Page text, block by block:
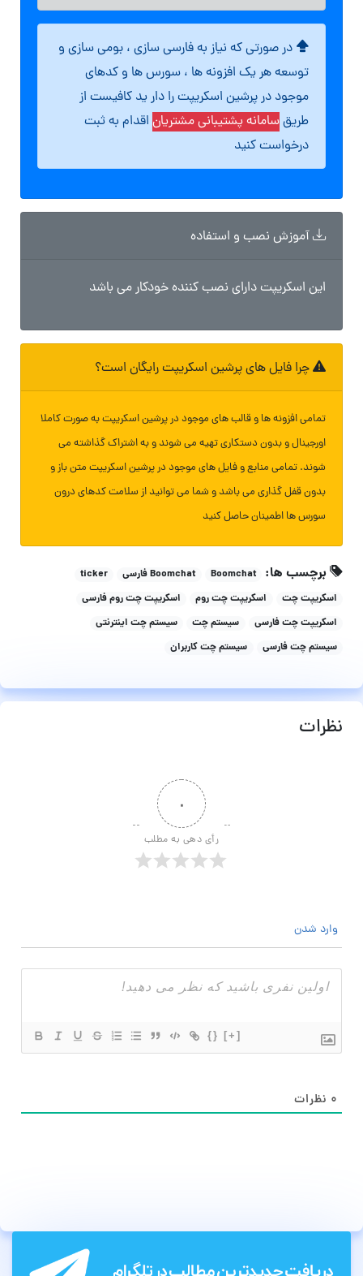
در صورتی که نیاز به فارسی سازی ، بومی سازی و
توسعه هر یک افزونه ها ، سورس ها و کدهای
موجود در پرشین اسکریپت را دار ید کافیست از
طریقسامانه پشتیبانی مشتریان اقدام به ثبت
درخواست کنید
آموزش نصب و استفاده
این اسکریپت دارای نصب کننده خودکار می باشد
چرا فایل های پرشین اسکریپت رایگان است؟
تمامی افزونه ها و قالب های موجود در پرشین اسکریپت به صورت کاملا
اورجینال و بدون دستکاری تهیه می شوند و به اشتراک گذاشته می
شوند. تمامی منابع و فایل های موجود در پرشین اسکریپت متن باز و
بدون قفل گذاری می باشد و شما می توانید از سلامت کدهای درون
سورس ها اطمینان حاصل کنید
برچسب ها: Boomchat Boomchat فارسی
ticker
اسکریپت چت
اسکریپت چت روم
اسکریپت چت روم فارسی
اسکریپت چت فارسی
سیستم چت
سیستم چت اینترنتی
سیستم چت فارسی
سیستم چت کاربران
نظرات
۰
رأی دهی به مطلب
وارد شدن
{} [+]
۰ نظرات